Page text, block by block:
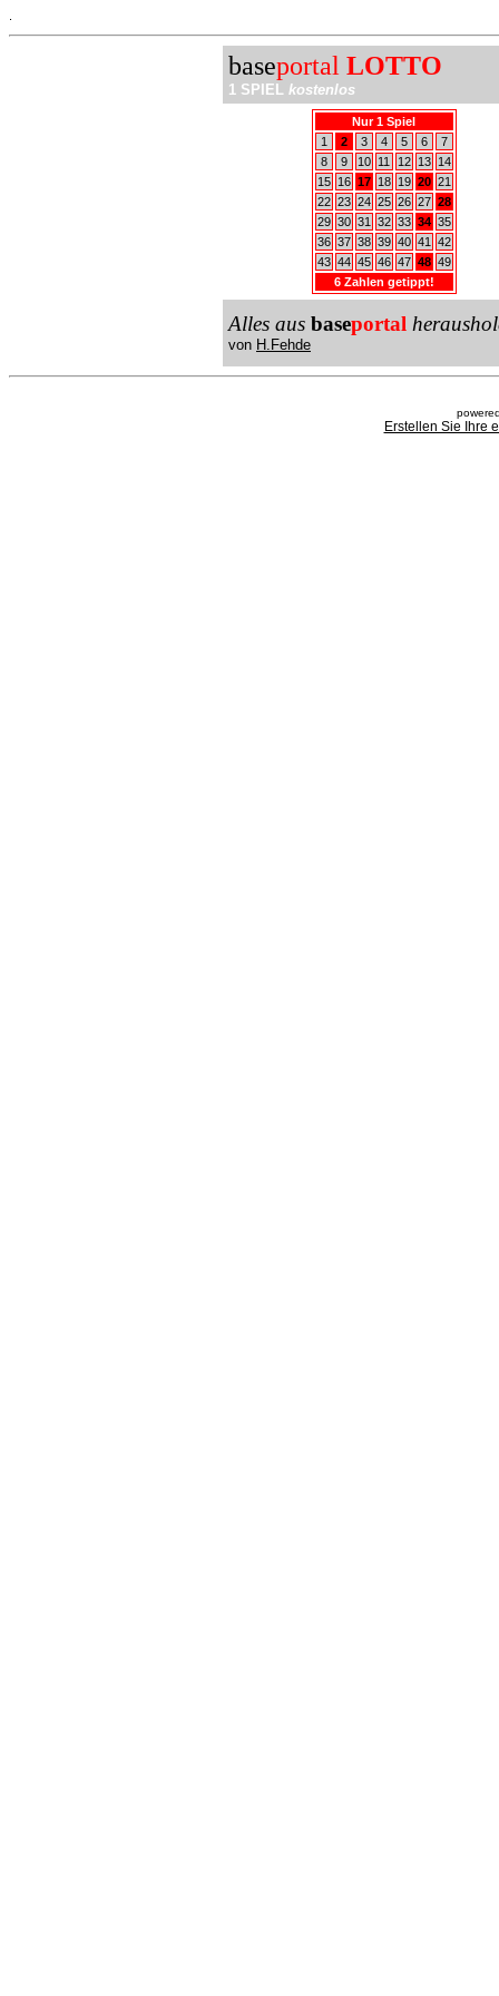
baseportal LOTTO
1 SPIEL kostenlos
Nur 1 Spiel
1
2 3 4 5 6
7
8
9 10 11 12 13
14
15
16 17 18 19 20 21
22 23 24 25 26 27 28
29 30 31 32 33 34 35
36 37 38 39 40 41
42
43 44 45 46 47 48 49
6 Zahlen getippt!
Alles aus baseportal
von H.Fehde
Erstellen Sie Ihre